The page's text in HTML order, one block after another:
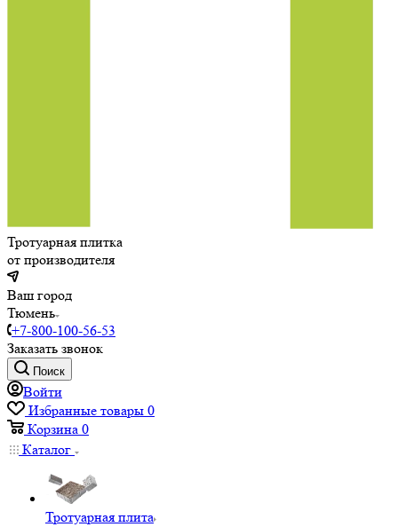
Тротуарная плитка
от производителя
Ваш город
Тюмень
+7-800-100-56-53
Заказать звонок
Поиск
Войти
Избранные товары 0
Корзина 0
Каталог
Тротуарная плита